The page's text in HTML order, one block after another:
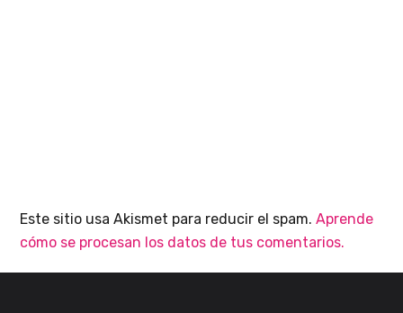
Este sitio usa Akismet para reducir el spam.Aprende
cómo se procesan los datos de tus comentarios.